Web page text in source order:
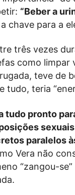
“Beber a
chave para a
três vezes
como limpar
teve de
tudo, teria
tudo pronto
paralelos
Vera não
“zangou-